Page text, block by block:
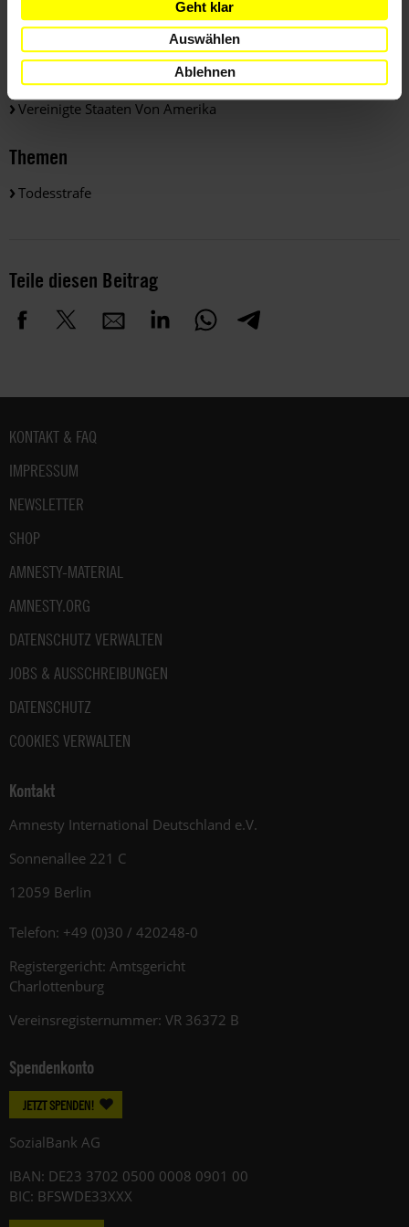
Geht klar
Auswählen
Ablehnen
Vereinigte Staaten Von Amerika
Themen
Todesstrafe
Teile diesen Beitrag
Fußbereich
KONTAKT & FAQ
IMPRESSUM
NEWSLETTER
SHOP
AMNESTY-MATERIAL
AMNESTY.ORG
DATENSCHUTZ VERWALTEN
JOBS & AUSSCHREIBUNGEN
DATENSCHUTZ
COOKIES VERWALTEN
Kontakt
Amnesty International Deutschland e.V.
Sonnenallee 221 C
12059 Berlin
Telefon: +49 (0)30 / 420248-0
Registergericht: Amtsgericht
Charlottenburg
Vereinsregisternummer: VR 36372 B
Spendenkonto
JETZT SPENDEN!
SozialBank AG
IBAN: DE23 3702 0500 0008 0901 00
BIC: BFSWDE33XXX